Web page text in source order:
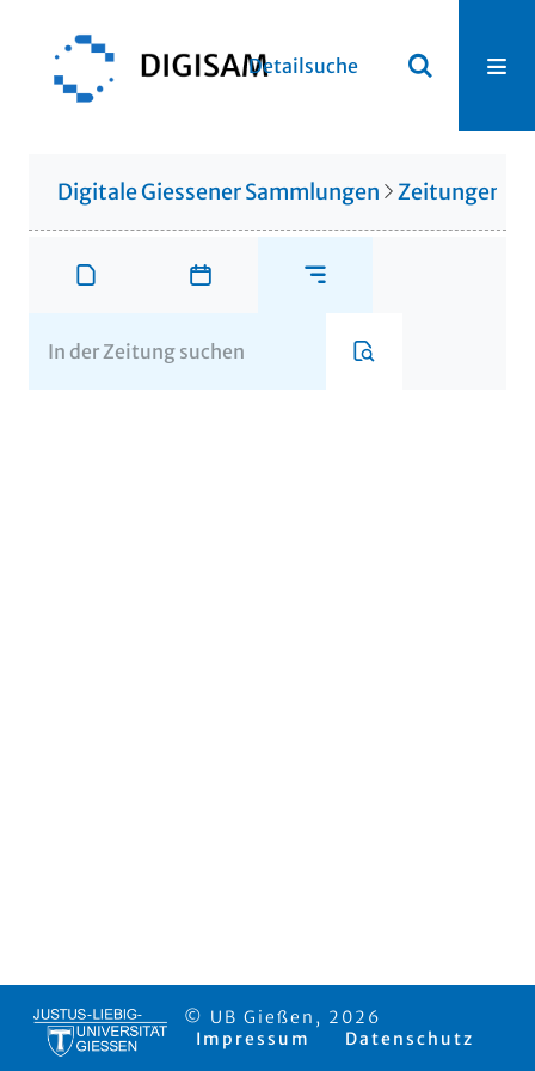
Detailsuche
Digitale Giessener Sammlungen Zeitungen
© UB Gießen, 2026
Impressum
Datenschutz